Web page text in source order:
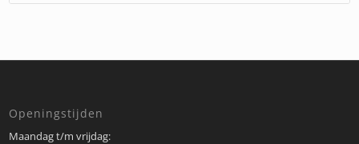
Openingstijden
Maandag t/m vrijdag: